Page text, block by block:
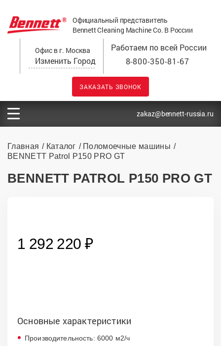
Официальный представитель
Bennett Cleaning Machine Co. В России
Офис в г. Москва
Изменить Город
Работаем по всей России
8-800-350-81-67
ЗАКАЗАТЬ ЗВОНОК
zakaz@bennett-russia.ru
Главная Каталог
Поломоечные машины
BENNETT Patrol P150 PRO GT
BENNETT PATROL P150 PRO GT
1 292 220 ₽
Основные характеристики
Производительность: 6000 м2/ч